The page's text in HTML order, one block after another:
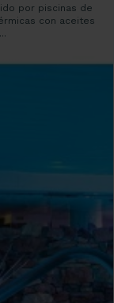
por piscinas de
con aceites